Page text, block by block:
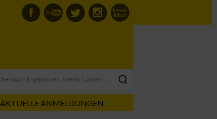
AKTUELLE ANMELDUNGEN